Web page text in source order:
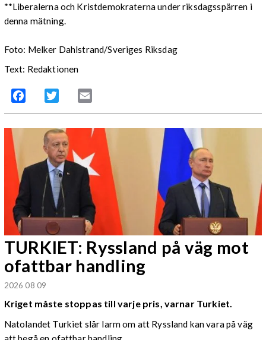
**Liberalerna och Kristdemokraterna under riksdagsspärren i
denna mätning.
Foto: Melker Dahlstrand/Sveriges Riksdag
Text: Redaktionen
Facebook Twitter
TURKIET: Ryssland på väg mot
ofattbar handling
2026 08 09
Kriget måste stoppas till varje pris, varnar Turkiet.
Natolandet Turkiet slår larm om att Ryssland kan vara på väg